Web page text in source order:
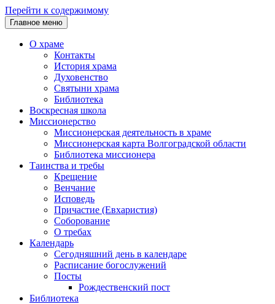
Перейти к содержимому
Главное меню
О храме
Контакты
История храма
Духовенство
Святыни храма
Библиотека
Воскресная школа
Миссионерство
Миссионерская деятельность в храме
Миссионерская карта Волгоградской области
Библиотека миссионера
Таинства и требы
Крещение
Венчание
Исповедь
Причастие (Евхаристия)
Соборование
О требах
Календарь
Сегодняшний день в календаре
Расписание богослужений
Посты
Рождественский пост
Библиотека